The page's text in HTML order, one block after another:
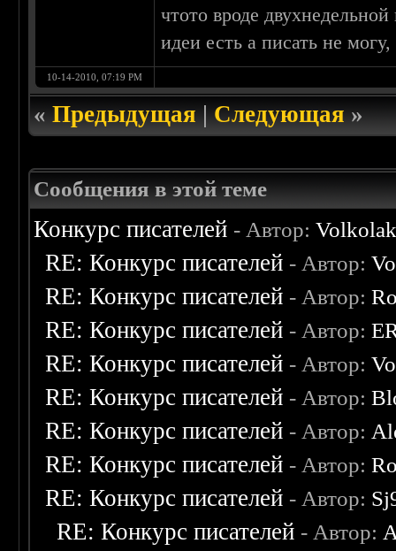
чтото вроде
идеи есть а писать не
10-14-2010, 07:19 PM
«Предыдущая|Следующая»
Сообщения в этой теме
Конкурс писателей - Автор:
RE: Конкурс писателей - Автор:
RE: Конкурс писателей - Автор:
RE: Конкурс писателей - Автор:
RE: Конкурс писателей - Автор:
RE: Конкурс писателей - Автор:
RE: Конкурс писателей - Автор:
RE: Конкурс писателей - Автор:
RE: Конкурс писателей - Автор:
RE: Конкурс писателей - Автор: